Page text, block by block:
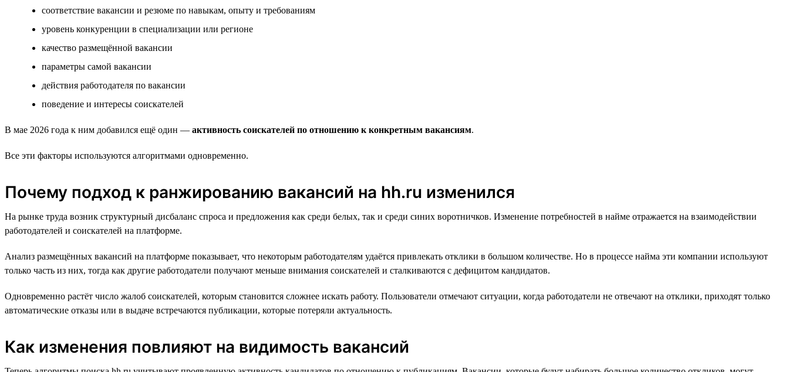
соответствие вакансии и резюме по навыкам, опыту и требованиям
уровень конкуренции в специализации или регионе
качество размещённой вакансии
параметры самой вакансии
действия работодателя по вакансии
поведение и интересы соискателей
В мае 2026 года к ним добавился ещё один — активность соискателей по отношению к конкретным вакансиям.
Все эти факторы используются алгоритмами одновременно.
Почему подход к ранжированию вакансий на hh.ru изменился
На рынке труда возник структурный дисбаланс спроса и предложения как среди белых, так и среди синих воротничков. Изменение потребностей в найме отражается на взаимодействии
работодателей и соискателей на платформе.
Анализ размещённых вакансий на платформе показывает, что некоторым работодателям удаётся привлекать отклики в большом количестве. Но в процессе найма эти компании используют
только часть из них, тогда как другие работодатели получают меньше внимания соискателей и сталкиваются с дефицитом кандидатов.
Одновременно растёт число жалоб соискателей, которым становится сложнее искать работу. Пользователи отмечают ситуации, когда работодатели не отвечают на отклики, приходят только
автоматические отказы или в выдаче встречаются публикации, которые потеряли актуальность.
Как изменения повлияют на видимость вакансий